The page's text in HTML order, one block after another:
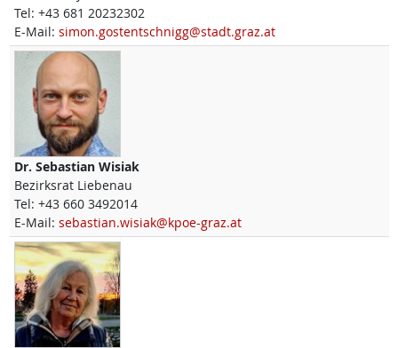
Tel: +43 681 20232302
E-Mail: simon.gostentschnigg@stadt.graz.at
Dr. Sebastian Wisiak
Bezirksrat Liebenau
Tel: +43 660 3492014
E-Mail: sebastian.wisiak@kpoe-graz.at